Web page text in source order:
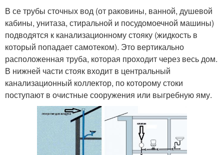
В се трубы сточных вод (от раковины, ванной, душевой
кабины, унитаза, стиральной и посудомоечной машины)
подводятся к канализационному стояку (жидкость в
который попадает самотеком). Это вертикально
расположенная труба, которая проходит через весь дом.
В нижней части стояк входит в центральный
канализационный коллектор, по которому стоки
поступают в очистные сооружения или выгребную яму.